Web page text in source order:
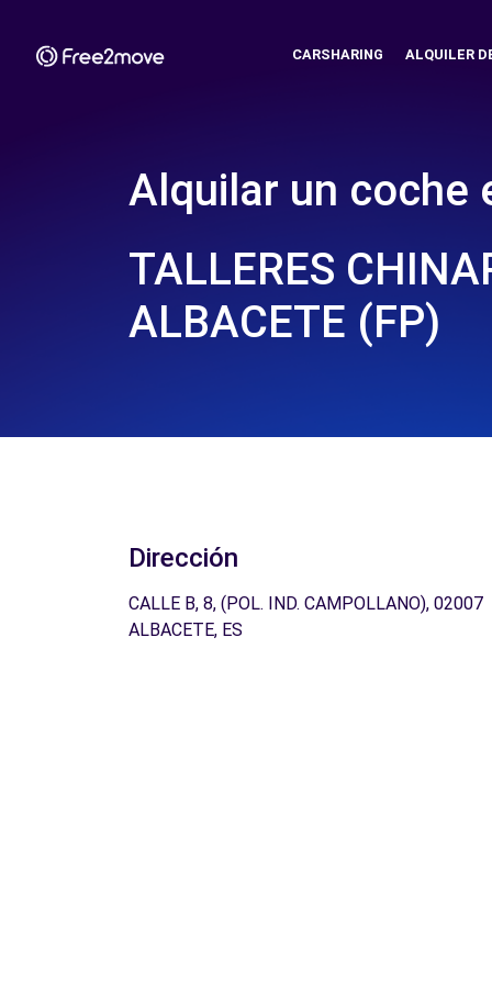
CARSHARING ALQUILER
Alquilar un coche
TALLERES
ALBACETE (FP)
Dirección
CALLE B, 8, (POL. IND. CAMPOLLANO), 02007
ALBACETE, ES